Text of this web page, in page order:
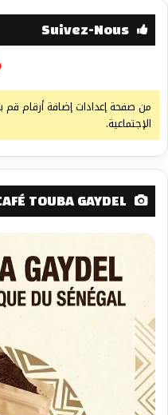
Suivez-Nous
من صفحة إعدادات إضافة أرقام قم
الإجتماعية.
TOUBA GAYDEL